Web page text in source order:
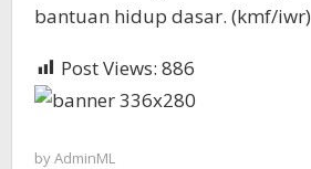
bantuan hidup dasar. (kmf/iwr)
Post Views: 886
byAdminML